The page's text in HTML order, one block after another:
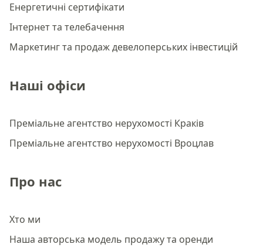
Енергетичні сертифікати
Інтернет та телебачення
Маркетинг та продаж девелоперських інвестицій
Наші офіси
Преміальне агентство нерухомості Краків
Преміальне агентство нерухомості Вроцлав
Про нас
Хто ми
Наша авторська модель продажу та оренди